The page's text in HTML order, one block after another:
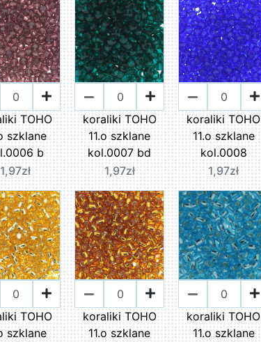
TOHO
szklane
b
1,97zł
koraliki TOHO
11.o szklane
kol.0007 bd
1,97zł
koraliki TOHO
11.o szklane
kol.0008
1,97zł
TOHO
szklane
koraliki TOHO
11.o szklane
koraliki TOHO
11.o szklane